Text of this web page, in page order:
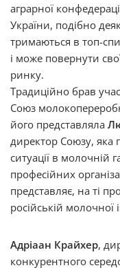
аграрної
України, подібно
тримаються в топ-
і може повернути
ринку.
Традиційно брав
Союз
його представляла
директор Союзу, яка
ситуації в молочній
професійних
представляє, на ті
російській молочної
Адріаан Крайхер,
конкурентного